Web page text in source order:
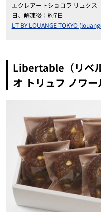
エクレアートショコラ リュ
日、解凍後：約7日
LT BY LOUANGE TOKYO
Libertable（リベ
オ トリュフ ノワー